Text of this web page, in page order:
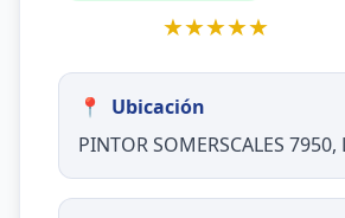
★★★★★
📍
Ubicación
PINTOR SOMERSCALES